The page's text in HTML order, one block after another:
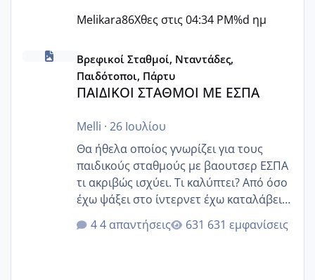
Melikara86Χθες στις 04:34 PM%d ημ
ΠΑΙΔΙΚΟΙ ΣΤΑΘΜΟΙ ΜΕ ΕΣΠΑ
Βρεφικοί Σταθμοί, Νταντάδες,
Παιδότοποι, Πάρτυ
ΠΑΙΔΙΚΟΙ ΣΤΑΘΜΟΙ ΜΕ ΕΣΠΑ
Melli · 26 Ιουλίου
Θα ήθελα οποίος γνωρίζει για τους
παιδικούς σταθμούς με βαουτσερ ΕΣΠΑ
τι ακριβώς ισχύει. Τι καλύπτει? Από όσο
έχω ψάξει στο ίντερνετ έχω καταλάβει
ότι το βαουτσερ καλύπτει όλα τα
δίδακτρα και τα τροφεια του ιδιωτικού
4 απαντήσεις 631 εμφανίσεις